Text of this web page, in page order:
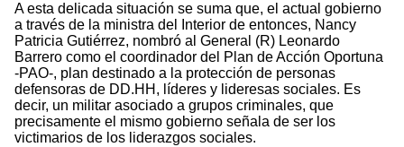
A esta delicada situación se suma que, el actual gobierno
a través de la ministra del Interior de entonces, Nancy
Patricia Gutiérrez, nombró al General (R) Leonardo
Barrero como el coordinador del Plan de Acción Oportuna
-PAO-, plan destinado a la protección de personas
defensoras de DD.HH, líderes y lideresas sociales. Es
decir, un militar asociado a grupos criminales, que
precisamente el mismo gobierno señala de ser los
victimarios de los liderazgos sociales.